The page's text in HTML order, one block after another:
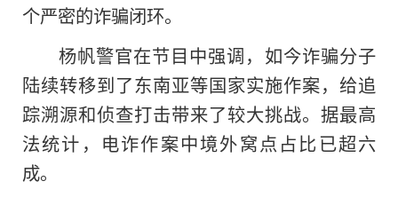
个严密的诈骗闭环。
杨帆警官在节目中强调，如今诈骗分子
陆续转移到了东南亚等国家实施作案，给追
踪溯源和侦查打击带来了较大挑战。据最高
法统计，电诈作案中境外窝点占比已超六
成。